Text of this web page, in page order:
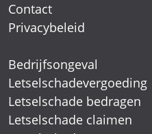
Contact
Privacybeleid
Bedrijfsongeval
Letselschadevergoeding
Letselschade bedragen
Letselschade claimen